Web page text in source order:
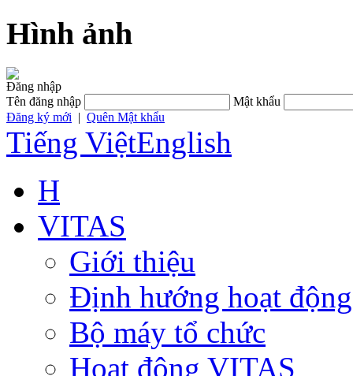
Hình ảnh
Đăng nhập
Tên đăng nhập
Mật khẩu
Đăng ký mới | Quên Mật khẩu
Tiếng ViệtEnglish
H
VITAS
Giới thiệu
Định hướng hoạt động
Bộ máy tổ chức
Hoạt động VITAS